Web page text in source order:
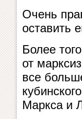
Очень
оставить
Более
от
все
Маркса и